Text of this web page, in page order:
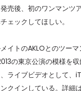
売後、初のワンマンツ
ェックしてほしい。
イトのAKLOとのツー
の東京公演の模様を
ライブビデオとして、
クインしている。詳細